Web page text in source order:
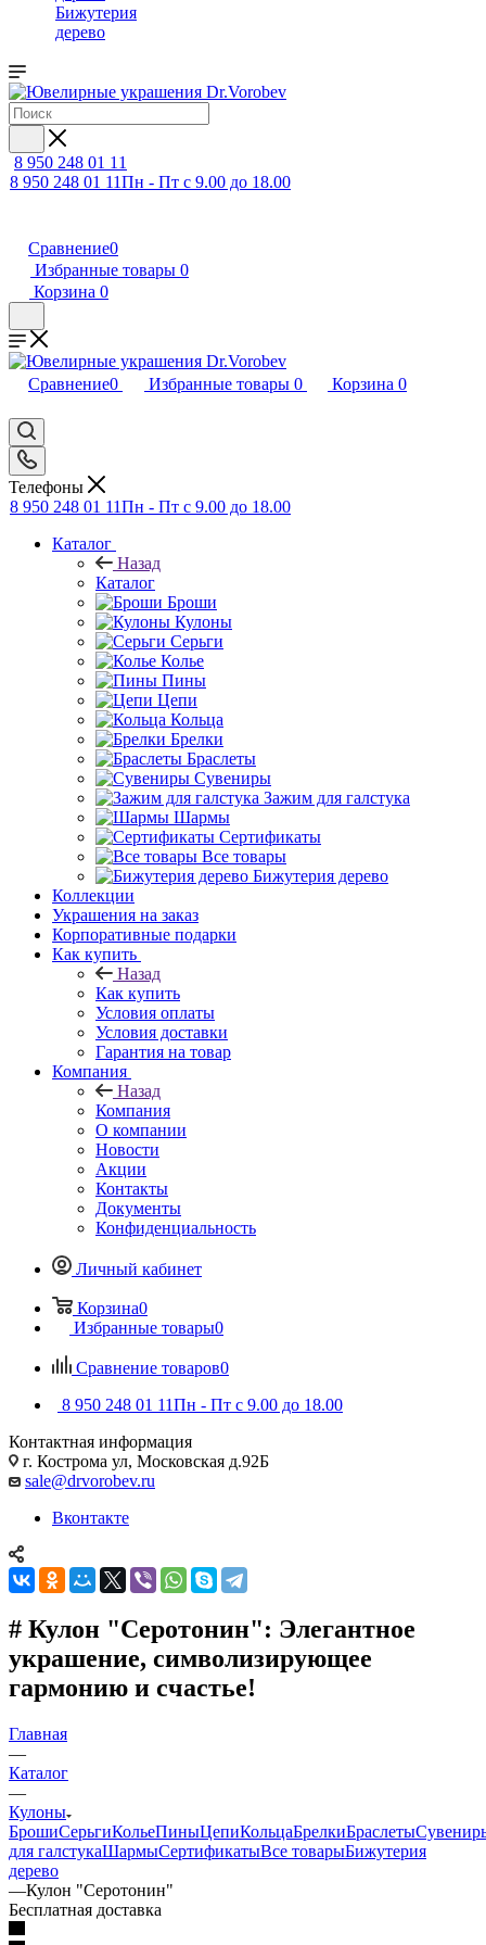
Бижутерия
дерево
8 950 248 01 11
8 950 248 01 11Пн - Пт с 9.00 до 18.00
Сравнение0
Избранные товары 0
Корзина 0
Сравнение0 Избранные товары 0 Корзина 0
Телефоны
8 950 248 01 11Пн - Пт с 9.00 до 18.00
Каталог
Назад
Каталог
Броши
Кулоны
Серьги
Колье
Пины
Цепи
Кольца
Брелки
Браслеты
Сувениры
Зажим для галстука
Шармы
Сертификаты
Все товары
Бижутерия дерево
Коллекции
Украшения на заказ
Корпоративные подарки
Как купить
Назад
Как купить
Условия оплаты
Условия доставки
Гарантия на товар
Компания
Назад
Компания
О компании
Новости
Акции
Контакты
Документы
Конфиденциальность
Личный кабинет
Корзина0
Избранные товары0
Сравнение товаров0
8 950 248 01 11Пн - Пт с 9.00 до 18.00
Контактная информация
г. Кострома ул, Московская д.92Б
sale@drvorobev.ru
Вконтакте
# Кулон "Серотонин": Элегантное
украшение, символизирующее
гармонию и счастье!
Главная
—
Каталог
—
Кулоны
БрошиСерьгиКольеПиныЦепиКольцаБрелкиБраслеты
для галстукаШармыСертификатыВсе товарыБижутерия
дерево
—Кулон "Серотонин"
Бесплатная доставка